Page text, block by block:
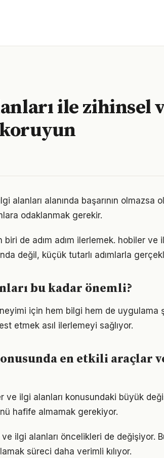
ile zihinsel
alanları alanında başarının olmazsa
odaklanmak gerekir.
de adım adım ilerlemek. hobiler ve
değil, küçük tutarlı adımlarla
bu kadar önemli?
için hem bilgi hem de uygulama
etmek asıl ilerlemeyi sağlıyor.
en etkili araçlar
ve ilgi alanları konusundaki büyük
hafife almamak gerekiyor.
ilgi alanları öncelikleri de değişiyor.
süreci daha verimli kılıyor.